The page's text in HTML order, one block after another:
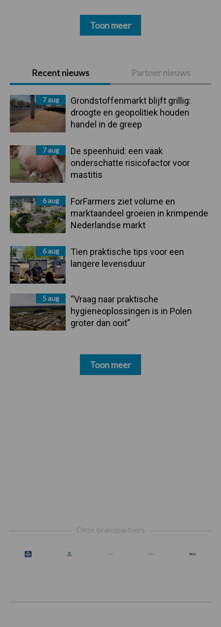
Primaire
Sidebar
Recent nieuws Partner nieuws
7 aug
Grondstoffenmarkt blijft grillig:
droogte en geopolitiek houden
handel in de greep
7 aug
De speenhuid: een vaak
onderschatte risicofactor voor
mastitis
6 aug
ForFarmers ziet volume en
marktaandeel groeien in krimpende
Nederlandse markt
6 aug
Tien praktische tips voor een
langere levensduur
5 aug
“Vraag naar praktische
hygieneoplossingen is in Polen
groter dan ooit”
Toon meer
Toon meer
Onze brandpartners